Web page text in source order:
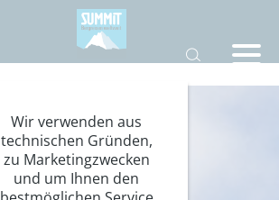
Wir verwenden aus
technischen Gründen,
zu Marketingzwecken
und um Ihnen den